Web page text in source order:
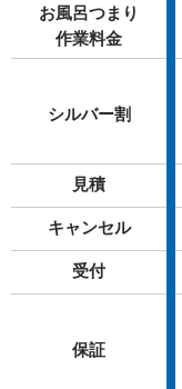
お風呂つまり
作業料金
シルバー割
見積
キャンセル
受付
保証